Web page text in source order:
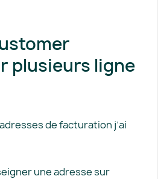
plusieurs ligne
de facturation j’ai
une adresse sur